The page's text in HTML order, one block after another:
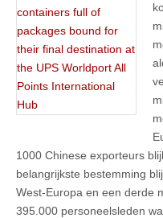
1000 Chinese exporteurs
belangrijkste bestemming
West-Europa en een derde
395.000 personeelsleden